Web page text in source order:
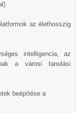
az élethosszig
intelligencia, az
a városi tanulási
beépítése a